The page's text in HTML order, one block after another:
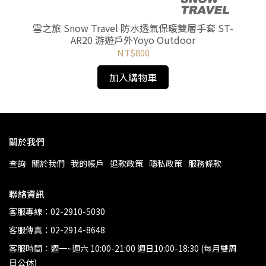
雪之旅 Snow Travel 防水透氣保暖雙層手套 ST-
AR20 游遊戶外Yoyo Outdoor
NT$800
加入購物車
關於我們
查詢 關於我們 我的帳戶 退款政策 隱私政策 服務條款
聯絡資訊
客服專線：02-2910-5030
客服傳真：02-2914-8648
客服時間：週一~週六 10:00-21:00 週日10:00-18:30 (每月雙周
日公休)